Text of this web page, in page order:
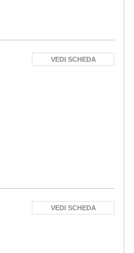
VEDI SCHEDA
VEDI SCHEDA